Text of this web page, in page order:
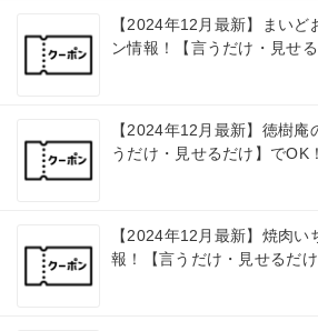
【2024年12月最新】まい
ン情報！【言うだけ・見せ
【2024年12月最新】徳樹
うだけ・見せるだけ】でOK！
【2024年12月最新】焼肉
報！【言うだけ・見せるだけ